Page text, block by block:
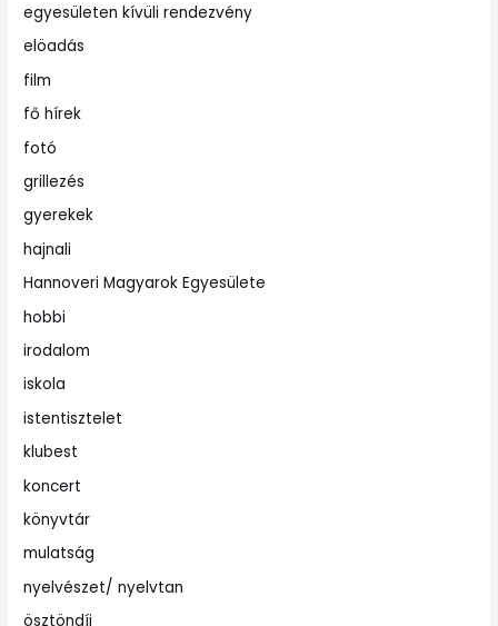
egyesületen kívüli rendezvény
elöadás
film
fő hírek
fotó
grillezés
gyerekek
hajnali
Hannoveri Magyarok Egyesülete
hobbi
irodalom
iskola
istentisztelet
klubest
koncert
könyvtár
mulatság
nyelvészet/ nyelvtan
ösztöndíj